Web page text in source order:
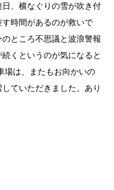
、横なぐりの雪が吹き付
時間があるのが救いで
ところ不思議と波浪警報
くというのが気になると
場は、またもお向かいの
ていただきました。あり